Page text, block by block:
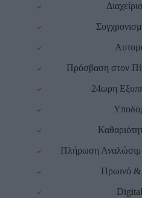
Πρόσβαση στον
24ωρη
Πλήρωση
Πρωινό